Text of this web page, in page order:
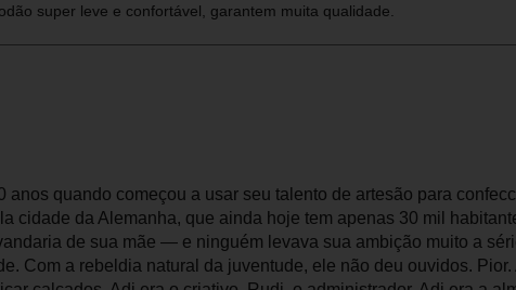
super leve e confortável, garantem muita qualidade.
anos quando começou a usar seu talento de artesão para
cidade da Alemanha, que ainda hoje tem apenas 30 mil
de sua mãe — e ninguém levava sua ambição muito a
Com a rebeldia natural da juventude, ele não deu ouvidos.